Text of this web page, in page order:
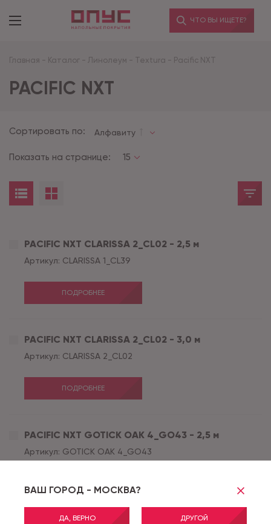
ВАШ ГОРОД - МОСКВА?
ДА, ВЕРНО ДРУГОЙ
ЧТО ВЫ ИЩЕТЕ?
Главная - Каталог - Линолеум - Textura - Pacific NXT
PACIFIC NXT
Сортировать по: Алфавиту
Показать на странице: 15
PACIFIC NXT CLARISSA 2_CL02 - 2,5 м
Артикул: CLARISSA 1_CL39
ПОДРОБНЕЕ
PACIFIC NXT CLARISSA 2_CL02 - 3,0 м
Артикул: CLARISSA 2_CL02
ПОДРОБНЕЕ
PACIFIC NXT GOTICK OAK 4_GO43 - 2,5 м
Артикул: GOTICK OAK 4_GO43